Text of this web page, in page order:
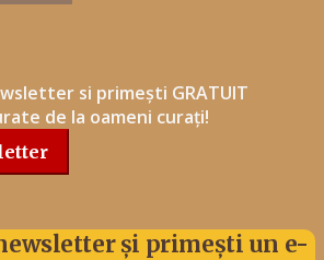
si primești GRATUIT
de la oameni curați!
și primești un e-